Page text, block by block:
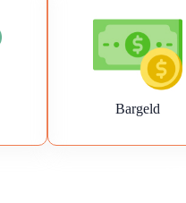
Bargeld